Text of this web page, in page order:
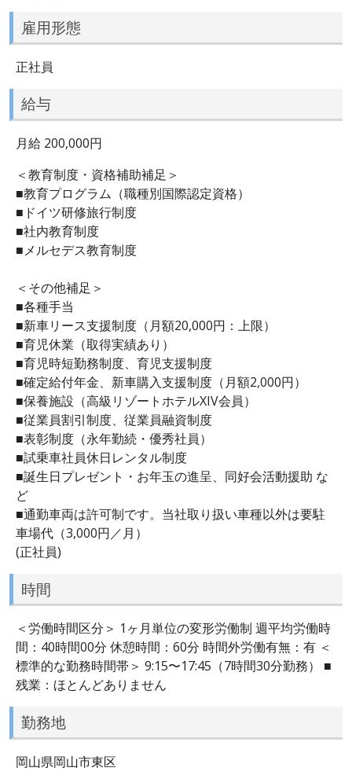
雇用形態
正社員
給与
月給 200,000円
＜教育制度・資格補助補足＞
■教育プログラム（職種別国際認定資格）
■ドイツ研修旅行制度
■社内教育制度
■メルセデス教育制度
＜その他補足＞
■各種手当
■新車リース支援制度（月額20,000円：上限）
■育児休業（取得実績あり）
■育児時短勤務制度、育児支援制度
■確定給付年金、新車購入支援制度（月額2,000円）
■保養施設（高級リゾートホテルXIV会員）
■従業員割引制度、従業員融資制度
■表彰制度（永年勤続・優秀社員）
■試乗車社員休日レンタル制度
■誕生日プレゼント・お年玉の進呈、同好会活動援助 な
ど
■通勤車両は許可制です。当社取り扱い車種以外は要駐
車場代（3,000円／月）
(正社員)
時間
＜労働時間区分＞ 1ヶ月単位の変形労働制 週平均労働時
間：40時間00分 休憩時間：60分 時間外労働有無：有 ＜
標準的な勤務時間帯＞ 9:15〜17:45（7時間30分勤務） ■
残業：ほとんどありません
勤務地
岡山県岡山市東区